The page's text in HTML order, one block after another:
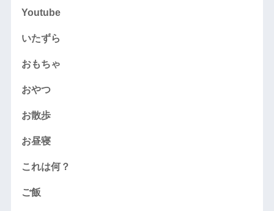
Youtube
いたずら
おもちゃ
おやつ
お散歩
お昼寝
これは何？
ご飯